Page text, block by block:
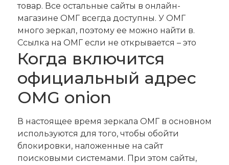
товар. Все остальные сайты в онлайн-
магазине ОМГ всегда доступны. У ОМГ
много зеркал, поэтому ее можно найти в.
Ссылка на ОМГ если не открывается – это
Когда включится
официальный адрес
OMG onion
В настоящее время зеркала ОМГ в основном
используются для того, чтобы обойти
блокировки, наложенные на сайт
поисковыми системами. При этом сайты,